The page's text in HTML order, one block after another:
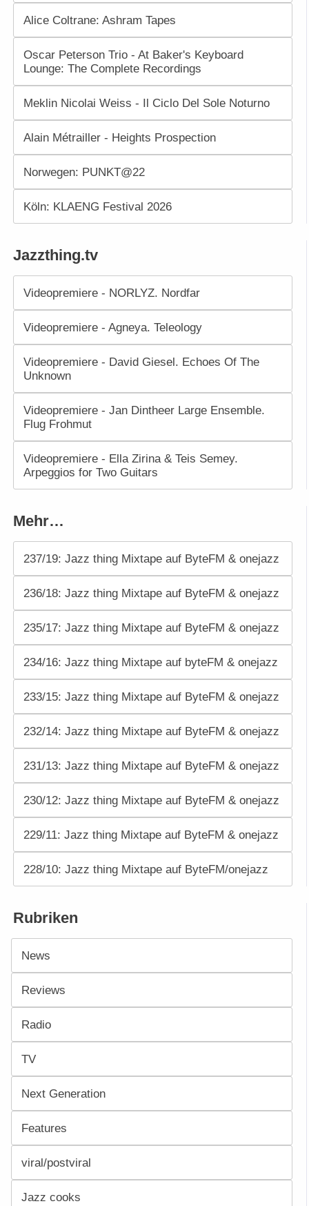
Alice Coltrane: Ashram Tapes
Oscar Peterson Trio - At Baker's Keyboard
Lounge: The Complete Recordings
Meklin Nicolai Weiss - Il Ciclo Del Sole Noturno
Alain Métrailler - Heights Prospection
Norwegen: PUNKT@22
Köln: KLAENG Festival 2026
Jazzthing.tv
Videopremiere - NORLYZ. Nordfar
Videopremiere - Agneya. Teleology
Videopremiere - David Giesel. Echoes Of The
Unknown
Videopremiere - Jan Dintheer Large Ensemble.
Flug Frohmut
Videopremiere - Ella Zirina & Teis Semey.
Arpeggios for Two Guitars
Mehr…
237/19: Jazz thing Mixtape auf ByteFM & onejazz
236/18: Jazz thing Mixtape auf ByteFM & onejazz
235/17: Jazz thing Mixtape auf ByteFM & onejazz
234/16: Jazz thing Mixtape auf byteFM & onejazz
233/15: Jazz thing Mixtape auf ByteFM & onejazz
232/14: Jazz thing Mixtape auf ByteFM & onejazz
231/13: Jazz thing Mixtape auf ByteFM & onejazz
230/12: Jazz thing Mixtape auf ByteFM & onejazz
229/11: Jazz thing Mixtape auf ByteFM & onejazz
228/10: Jazz thing Mixtape auf ByteFM/onejazz
Rubriken
News
Reviews
Radio
TV
Next Generation
Features
viral/postviral
Jazz cooks